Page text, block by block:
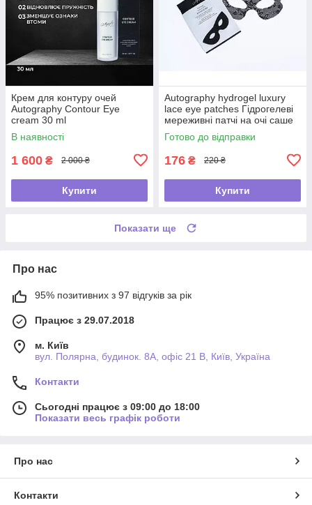
Крем для контуру очей
Autography Contour Eye
cream 30 ml
В наявності
1 600 ₴ 2 000 ₴
Купити
Autography hydrogel luxury
lace eye patches Гідрогелеві
мереживні патчі на очі саше
Готово до відправки
176 ₴ 220 ₴
Купити
Показати ще
Про нас
95% позитивних з 97 відгуків за рік
Працює з 29.07.2018
м. Київ
вул. Полярна, будинок. 8А, офіс 21 В, Київ, Україна
Контакти
Сьогодні працює з 09:00 до 18:00
Показати весь графік роботи
Про нас
Контакти